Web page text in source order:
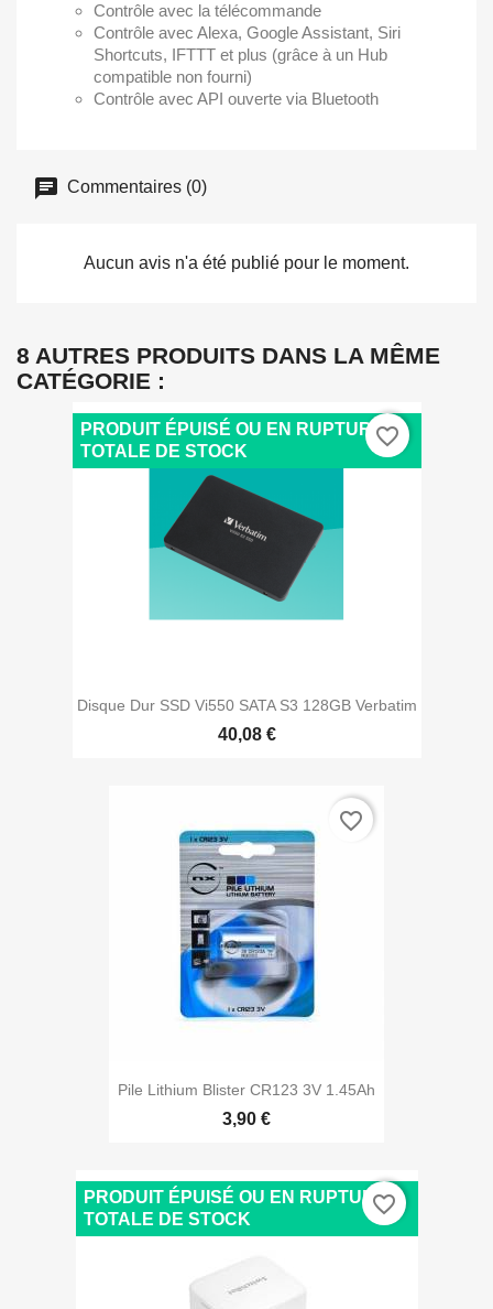
Contrôle avec la télécommande
Contrôle avec Alexa, Google Assistant, Siri
Shortcuts, IFTTT et plus (grâce à un Hub
compatible non fourni)
Contrôle avec API ouverte via Bluetooth
Commentaires (0)
Aucun avis n'a été publié pour le moment.
8 AUTRES PRODUITS DANS LA MÊME
CATÉGORIE :
Disque Dur SSD Vi550 SATA S3 128GB Verbatim
40,08 €
PRODUIT ÉPUISÉ OU EN RUPTURE
TOTALE DE STOCK
favorite_border
Pile Lithium Blister CR123 3V 1.45Ah
3,90 €
favorite_border
PRODUIT ÉPUISÉ OU EN RUPTURE
TOTALE DE STOCK
favorite_border